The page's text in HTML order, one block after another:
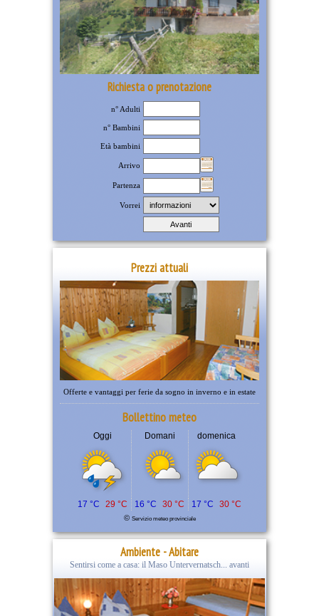
Ambiente - Abitare
Sentirsi come a casa: il Maso Untervernatsch... avanti
Richiesta o prenotazione
n° Adulti
n° Bambini
Età bambini
Arrivo
Partenza
Vorrei
Prezzi attuali
Offerte e vantaggi per ferie da sogno in inverno e in estate
Bollettino meteo
Oggi Domani domenica
© Servizio meteo provinciale
17 °C 29 °C 16 °C 30 °C 17 °C 30 °C